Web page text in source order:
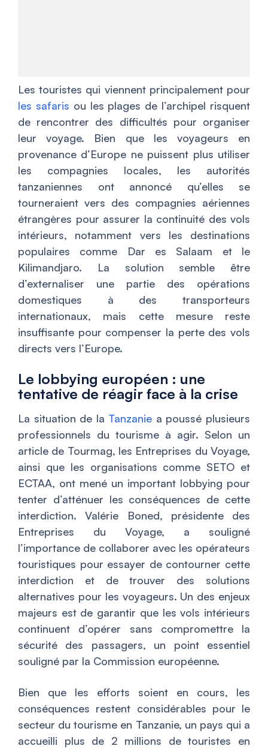
Les touristes qui viennent principalement pour
les safaris ou les plages de l’archipel risquent
de rencontrer des difficultés pour organiser
leur voyage. Bien que les voyageurs en
provenance d’Europe ne puissent plus utiliser
les compagnies locales, les autorités
tanzaniennes ont annoncé qu’elles se
tourneraient vers des compagnies aériennes
étrangères pour assurer la continuité des vols
intérieurs, notamment vers les destinations
populaires comme Dar es Salaam et le
Kilimandjaro. La solution semble être
d’externaliser une partie des opérations
domestiques à des transporteurs
internationaux, mais cette mesure reste
insuffisante pour compenser la perte des vols
directs vers l’Europe.
Le lobbying européen : une
tentative de réagir face à la crise
La situation de la Tanzanie a poussé plusieurs
professionnels du tourisme à agir. Selon un
article de Tourmag, les Entreprises du Voyage,
ainsi que les organisations comme SETO et
ECTAA, ont mené un important lobbying pour
tenter d’atténuer les conséquences de cette
interdiction. Valérie Boned, présidente des
Entreprises du Voyage, a souligné
l’importance de collaborer avec les opérateurs
touristiques pour essayer de contourner cette
interdiction et de trouver des solutions
alternatives pour les voyageurs. Un des enjeux
majeurs est de garantir que les vols intérieurs
continuent d’opérer sans compromettre la
sécurité des passagers, un point essentiel
souligné par la Commission européenne.
Bien que les efforts soient en cours, les
conséquences restent considérables pour le
secteur du tourisme en Tanzanie, un pays qui a
accueilli plus de 2 millions de touristes en